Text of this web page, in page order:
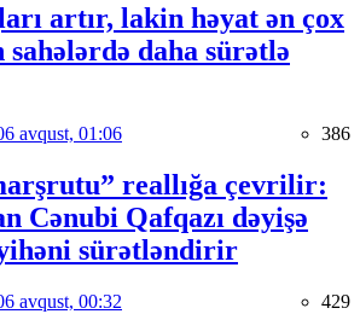
artır, lakin həyat ən çox
sahələrdə daha sürətlə
avqust, 01:06 386
reallığa çevrilir:
Cənubi Qafqazı dəyişə
sürətləndirir
avqust, 00:32 429